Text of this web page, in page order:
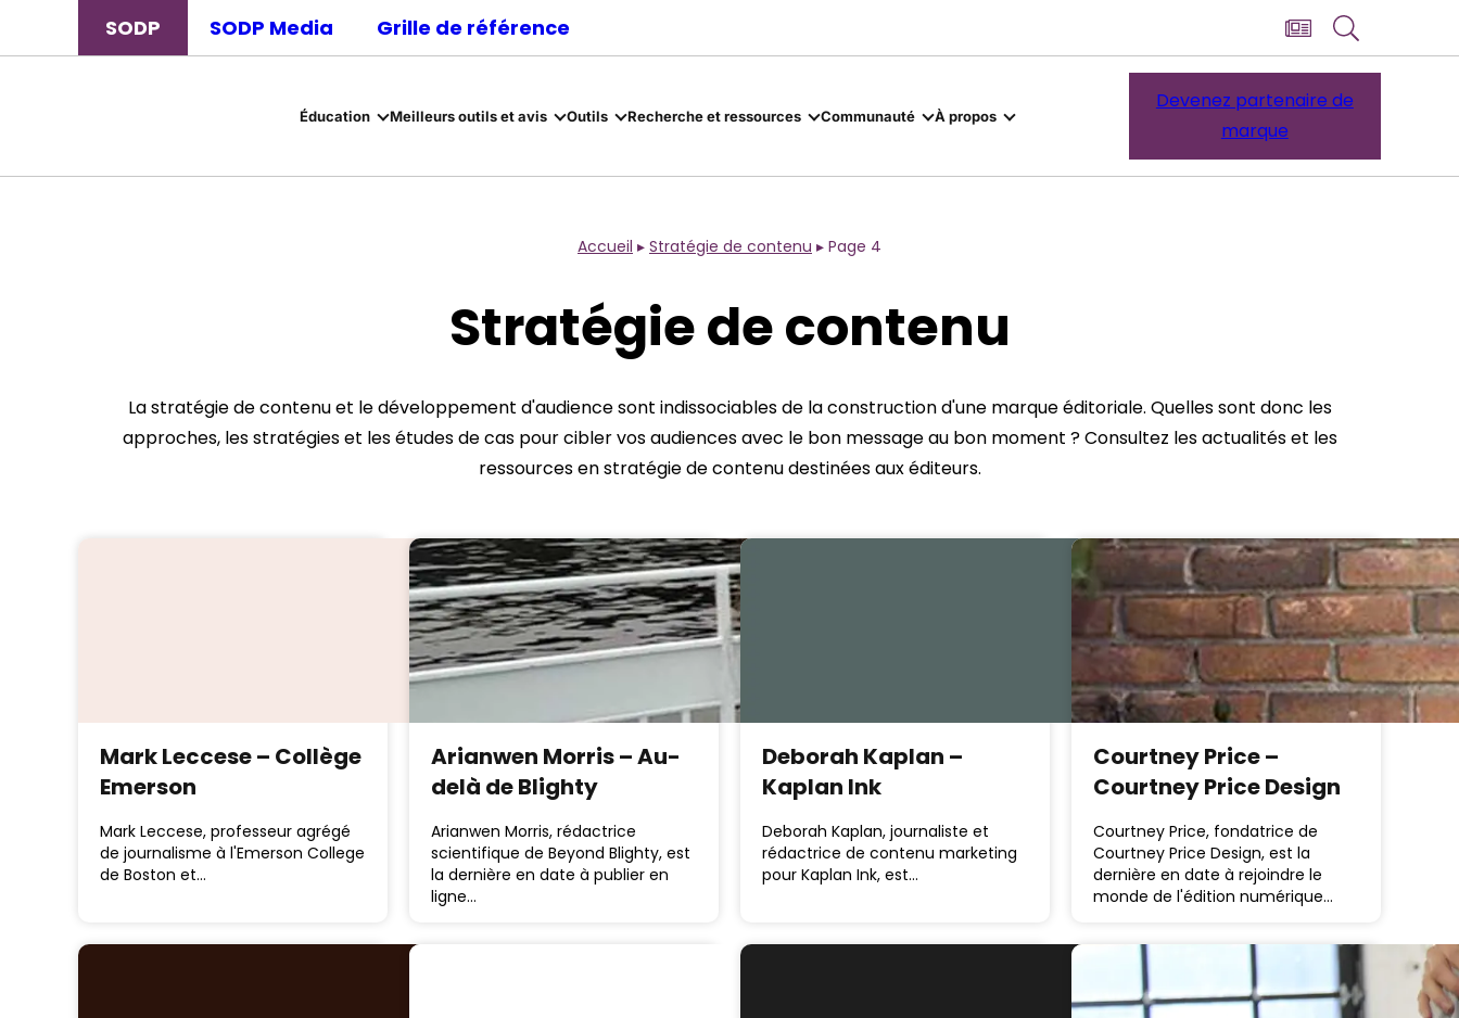
SODP SODP Media Grille de référence
Éducation Meilleurs outils et avis Outils Recherche et ressources Communauté À propos
Devenez partenaire de
marque
Accueil ▸ Stratégie de contenu ▸ Page 4
Stratégie de contenu
La stratégie de contenu et le développement d'audience sont indissociables de la construction d'une marque éditoriale. Quelles sont donc les
approches, les stratégies et les études de cas pour cibler vos audiences avec le bon message au bon moment ? Consultez les actualités et les
ressources en stratégie de contenu destinées aux éditeurs.
Mark Leccese – Collège
Emerson
Mark Leccese, professeur agrégé
de journalisme à l'Emerson College
de Boston et…
Arianwen Morris – Au-
delà de Blighty
Arianwen Morris, rédactrice
scientifique de Beyond Blighty, est
la dernière en date à publier en
ligne…
Deborah Kaplan –
Kaplan Ink
Deborah Kaplan, journaliste et
rédactrice de contenu marketing
pour Kaplan Ink, est…
Courtney Price –
Courtney Price Design
Courtney Price, fondatrice de
Courtney Price Design, est la
dernière en date à rejoindre le
monde de l'édition numérique…